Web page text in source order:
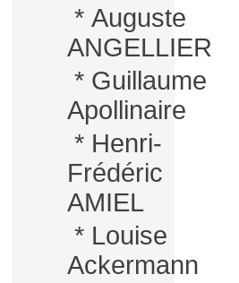
* Auguste
ANGELLIER
* Guillaume
Apollinaire
* Henri-
Frédéric
AMIEL
* Louise
Ackermann